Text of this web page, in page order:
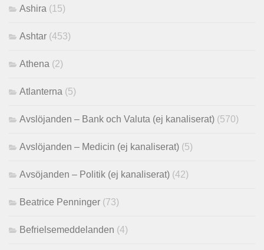
Ashira (15)
Ashtar (453)
Athena (2)
Atlanterna (5)
Avslöjanden – Bank och Valuta (ej kanaliserat) (570)
Avslöjanden – Medicin (ej kanaliserat) (5)
Avsöjanden – Politik (ej kanaliserat) (42)
Beatrice Penninger (73)
Befrielsemeddelanden (4)